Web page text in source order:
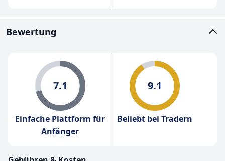
Bewertung
7.1
Einfache Plattform für
Anfänger
9.1
Beliebt bei Tradern